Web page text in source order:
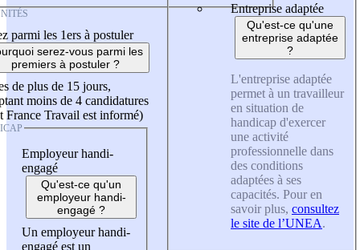
parmi les 1ers à postuler
serez-vous parmi les
premiers à postuler ?
de plus de 15 jours,
moins de 4 candidatures
France Travail est informé)
Employeur handi-
engagé
Qu'est-ce qu'un
employeur handi-
engagé ?
Un employeur handi-
engagé est un
Entreprise adaptée
Qu'est-ce qu'une
entreprise adaptée
?
L'entreprise adaptée
permet à un travailleur
en situation de
handicap d'exercer
une activité
professionnelle dans
des conditions
adaptées à ses
capacités. Pour en
savoir plus, consultez
le site de l’UNEA.